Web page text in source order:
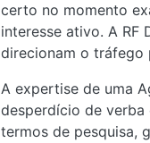
certo no momento
interesse ativo. A RF
direcionam o tráfego
A expertise de uma
desperdício de verba
termos de pesquisa,